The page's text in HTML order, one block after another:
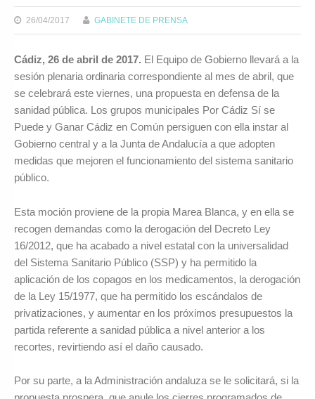
26/04/2017 GABINETE DE PRENSA
Cádiz, 26 de abril de 2017. El Equipo de Gobierno llevará a la
sesión plenaria ordinaria correspondiente al mes de abril, que
se celebrará este viernes, una propuesta en defensa de la
sanidad pública. Los grupos municipales Por Cádiz Sí se
Puede y Ganar Cádiz en Común persiguen con ella instar al
Gobierno central y a la Junta de Andalucía a que adopten
medidas que mejoren el funcionamiento del sistema sanitario
público.
Esta moción proviene de la propia Marea Blanca, y en ella se
recogen demandas como la derogación del Decreto Ley
16/2012, que ha acabado a nivel estatal con la universalidad
del Sistema Sanitario Público (SSP) y ha permitido la
aplicación de los copagos en los medicamentos, la derogación
de la Ley 15/1977, que ha permitido los escándalos de
privatizaciones, y aumentar en los próximos presupuestos la
partida referente a sanidad pública a nivel anterior a los
recortes, revirtiendo así el daño causado.
Por su parte, a la Administración andaluza se le solicitará, si la